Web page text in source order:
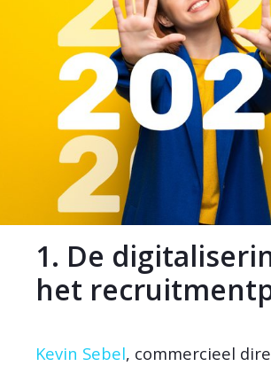
1. De
het
Kevin Sebel, commercieel